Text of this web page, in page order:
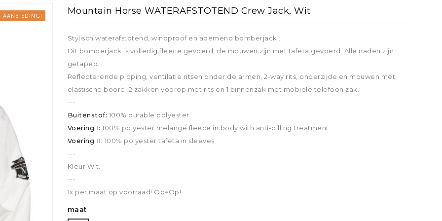
Zadelonderleggers
ZADELS EN TOEBEHOREN
Zadels
Beugelriemen
Singels
CADEAU-ARTIKELEN
Cadeau-artikelen
Teugels
HULPTEUGELS
Martingalen / Borsttuigen
HALSTERS EN TOUWEN
Halsters en touwen
Springschoenen
3-in-1 beenbeschermers
Transportbeschermers
Borstels en
en haarstrikken
SHIRTS
Shirts
RIEMEN, PETTEN
Riemen
CADEAU-ARTIKELEN
Stalschoenen
Chaps / Beenkappen
HANDSCHOENEN, SOKKEN
Handschoenen
SPOREN
D.due Boots
Mountain Horse
AANBIEDING! Mountain Horse WATERAFSTOTEND Crew Jack, Wit
Stylisch waterafstotend, windproof en ademend bomberjack .
Dit bomberjack is volledig fleece gevoerd, de mouwen zijn met tafeta gevoerd. Alle naden zijn
getaped.
Reflecterende pipping, ventilatie ritsen onder de armen, 2-way rits, onderzijde en mouwen met
elastische boord. 2 zakken voorop met rits en 1 binnenzak met mobiele telefoon zak.
---
Buitenstof: 100% durable polyester
Voering I: 100% polyester melange fleece in body with anti-pilling treatment
Voering II: 100% polyester tafeta in sleeves
---
Kleur Wit.
---
1x per maat op voorraad! Op=Op!
maat